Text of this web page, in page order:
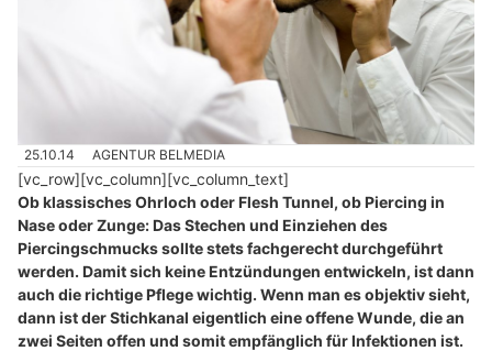
25.10.14 AGENTUR BELMEDIA
[vc_row][vc_column][vc_column_text]
Ob klassisches Ohrloch oder Flesh Tunnel, ob Piercing in
Nase oder Zunge: Das Stechen und Einziehen des
Piercingschmucks sollte stets fachgerecht durchgeführt
werden. Damit sich keine Entzündungen entwickeln, ist dann
auch die richtige Pflege wichtig. Wenn man es objektiv sieht,
dann ist der Stichkanal eigentlich eine offene Wunde, die an
zwei Seiten offen und somit empfänglich für Infektionen ist.